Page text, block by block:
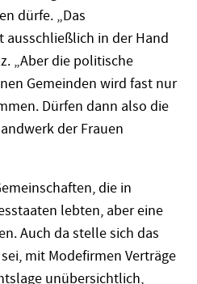
dürfe. „Das
in der Hand
„Aber die politische
Gemeinden wird fast nur
Dürfen dann also die
der Frauen
die in
lebten, aber eine
Auch da stelle sich das
mit Modefirmen Verträge
unübersichtlich,